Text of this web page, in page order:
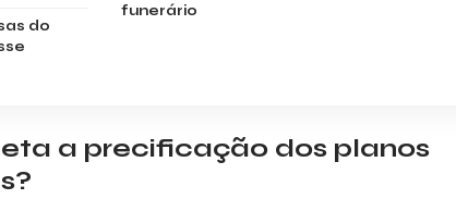
do
funerário
a precificação dos planos